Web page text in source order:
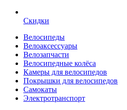
Скидки
Велосипеды
Велоаксессуары
Велозапчасти
Велосипедные колёса
Камеры для велосипедов
Покрышки для велосипедов
Самокаты
Электротранспорт